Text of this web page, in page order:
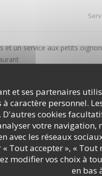
et ses partenaires
à caractère personnel.
cookies
votre
avec les réseaux
Tout accepter », «
modifier vos choix à
en bas
et un service aux petits
anniversaire. Tout était
de standard. Le
travail. Je me doutais
LE